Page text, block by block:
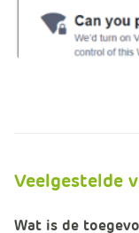
Veelgestelde
Wat is de